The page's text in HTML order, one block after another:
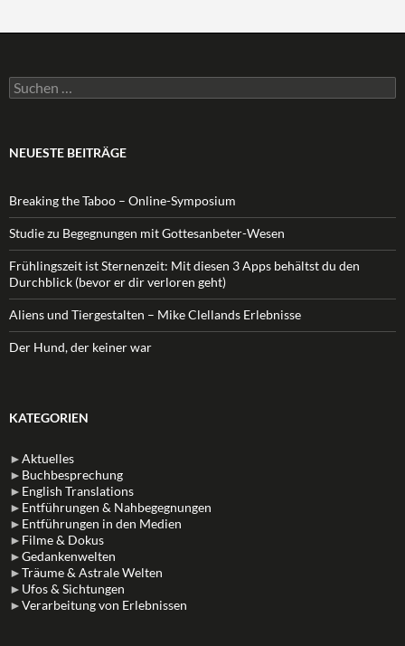
Suchen
nach:
NEUESTE BEITRÄGE
Breaking the Taboo – Online-Symposium
Studie zu Begegnungen mit Gottesanbeter-Wesen
Frühlingszeit ist Sternenzeit: Mit diesen 3 Apps behältst du den
Durchblick (bevor er dir verloren geht)
Aliens und Tiergestalten – Mike Clellands Erlebnisse
Der Hund, der keiner war
KATEGORIEN
►Aktuelles
► Buchbesprechung
► English Translations
► Entführungen & Nahbegegnungen
► Entführungen in den Medien
► Filme & Dokus
►Gedankenwelten
►Träume & Astrale Welten
► Ufos & Sichtungen
►Verarbeitung von Erlebnissen